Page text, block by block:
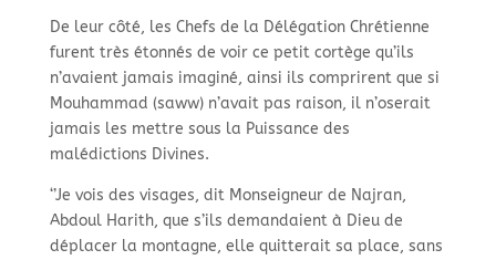
De leur côté, les Chefs de la Délégation Chrétienne
furent très étonnés de voir ce petit cortège qu’ils
n’avaient jamais imaginé, ainsi ils comprirent que si
Mouhammad (saww) n’avait pas raison, il n’oserait
jamais les mettre sous la Puissance des
malédictions Divines.
‘’Je vois des visages, dit Monseigneur de Najran,
Abdoul Harith, que s’ils demandaient à Dieu de
déplacer la montagne, elle quitterait sa place, sans